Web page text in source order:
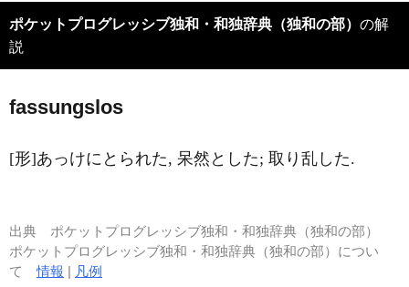
ポケットプログレッシブ独和・和独辞典（独和の部） の解
説
fassungslos
[形]あっけにとられた, 呆然とした; 取り乱した.
出典 ポケットプログレッシブ独和・和独辞典（独和の部）
ポケットプログレッシブ独和・和独辞典（独和の部）につい
て情報 | 凡例